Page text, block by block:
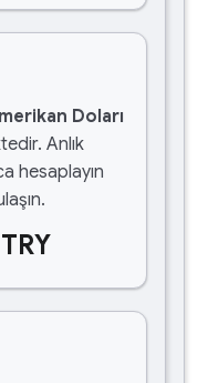
Doları
Anlık
hesaplayın